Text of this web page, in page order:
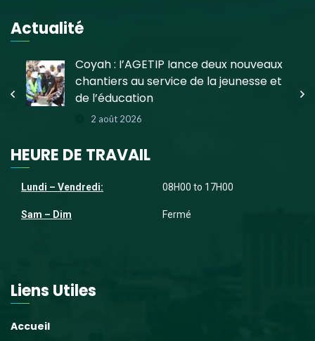
Actualité
Coyah : l’AGETIP lance deux nouveaux
chantiers au service de la jeunesse et
de l’éducation
2 août 2026
HEURE DE TRAVAIL
Lundi – Vendredi:
Sam – Dim
08H00 to 17H00
Fermé
Liens Utiles
Accueil